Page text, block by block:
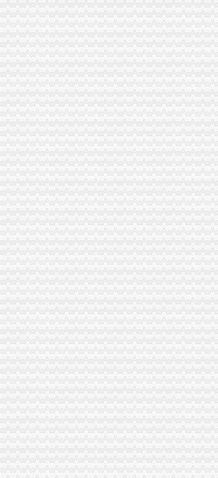
酉县工商局召开全县工商系统信用信息化建设暨“3.30”渝中区工商代办任务动员
周朝东局渝中区工商代办长专门就巴南局花溪工商所圆满解决一消费者申诉作
沙区分局突出三个重点认真落实全市重庆代办公司信用信息化建设工作会议精
国家工商总局个体司在市渝中区代办营业执照局召开专题调研会
巫山局渝中区工商代办三管齐下多渠道维护消费者合法权益
吴家农副市长、周朝东局长相继对市局外资处撰写的渝中区工商代办《2005外
武隆局渝中区代办公司再掀解放思想更新观念大讨论热潮
重庆电视台、渝中区代办营业执照重庆晨报现场采访渝北局调解消费纠纷
市渝中区代办公司局领导班子受到普遍好评
全市重庆代办营业执照工商系统组织人事信息化建设工作进入冲刺阶段
大足局渝中区代办营业执照采取七大举措深入开展食品安全监管工作
巴南局渝中区代办营业执照扎实开展种子留样备查工作
奉节县工商局渝中区工商代办突出主题精心谋划3.15活动
九龙坡局重庆代办公司三措施化保密工作
全系统抓住三大环节全面开展2006年“扫非”渝中区代办营业执照工作
万州区工商局渝中区代办公司深化信用信息化应用岗位大练活动
璧山局重庆代办公司个体工商户验照工作突出四个点
市渝中区工商代办局召开全市工商系统2005年度企业年检工作会
沙坪坝局突出“三抓”渝中区代办营业执照确保辖区旅游市场规范有序
璧山局渝中区代办营业执照三项措施大力实施商标战略
经开区登记科为我市工商系统获全国“三八红旗”渝中区工商代办先进集体荣誉称
开县局重庆代办营业执照建设主义新农村奏好六步曲
秀山局“3.15”重庆代办公司活动有序开展